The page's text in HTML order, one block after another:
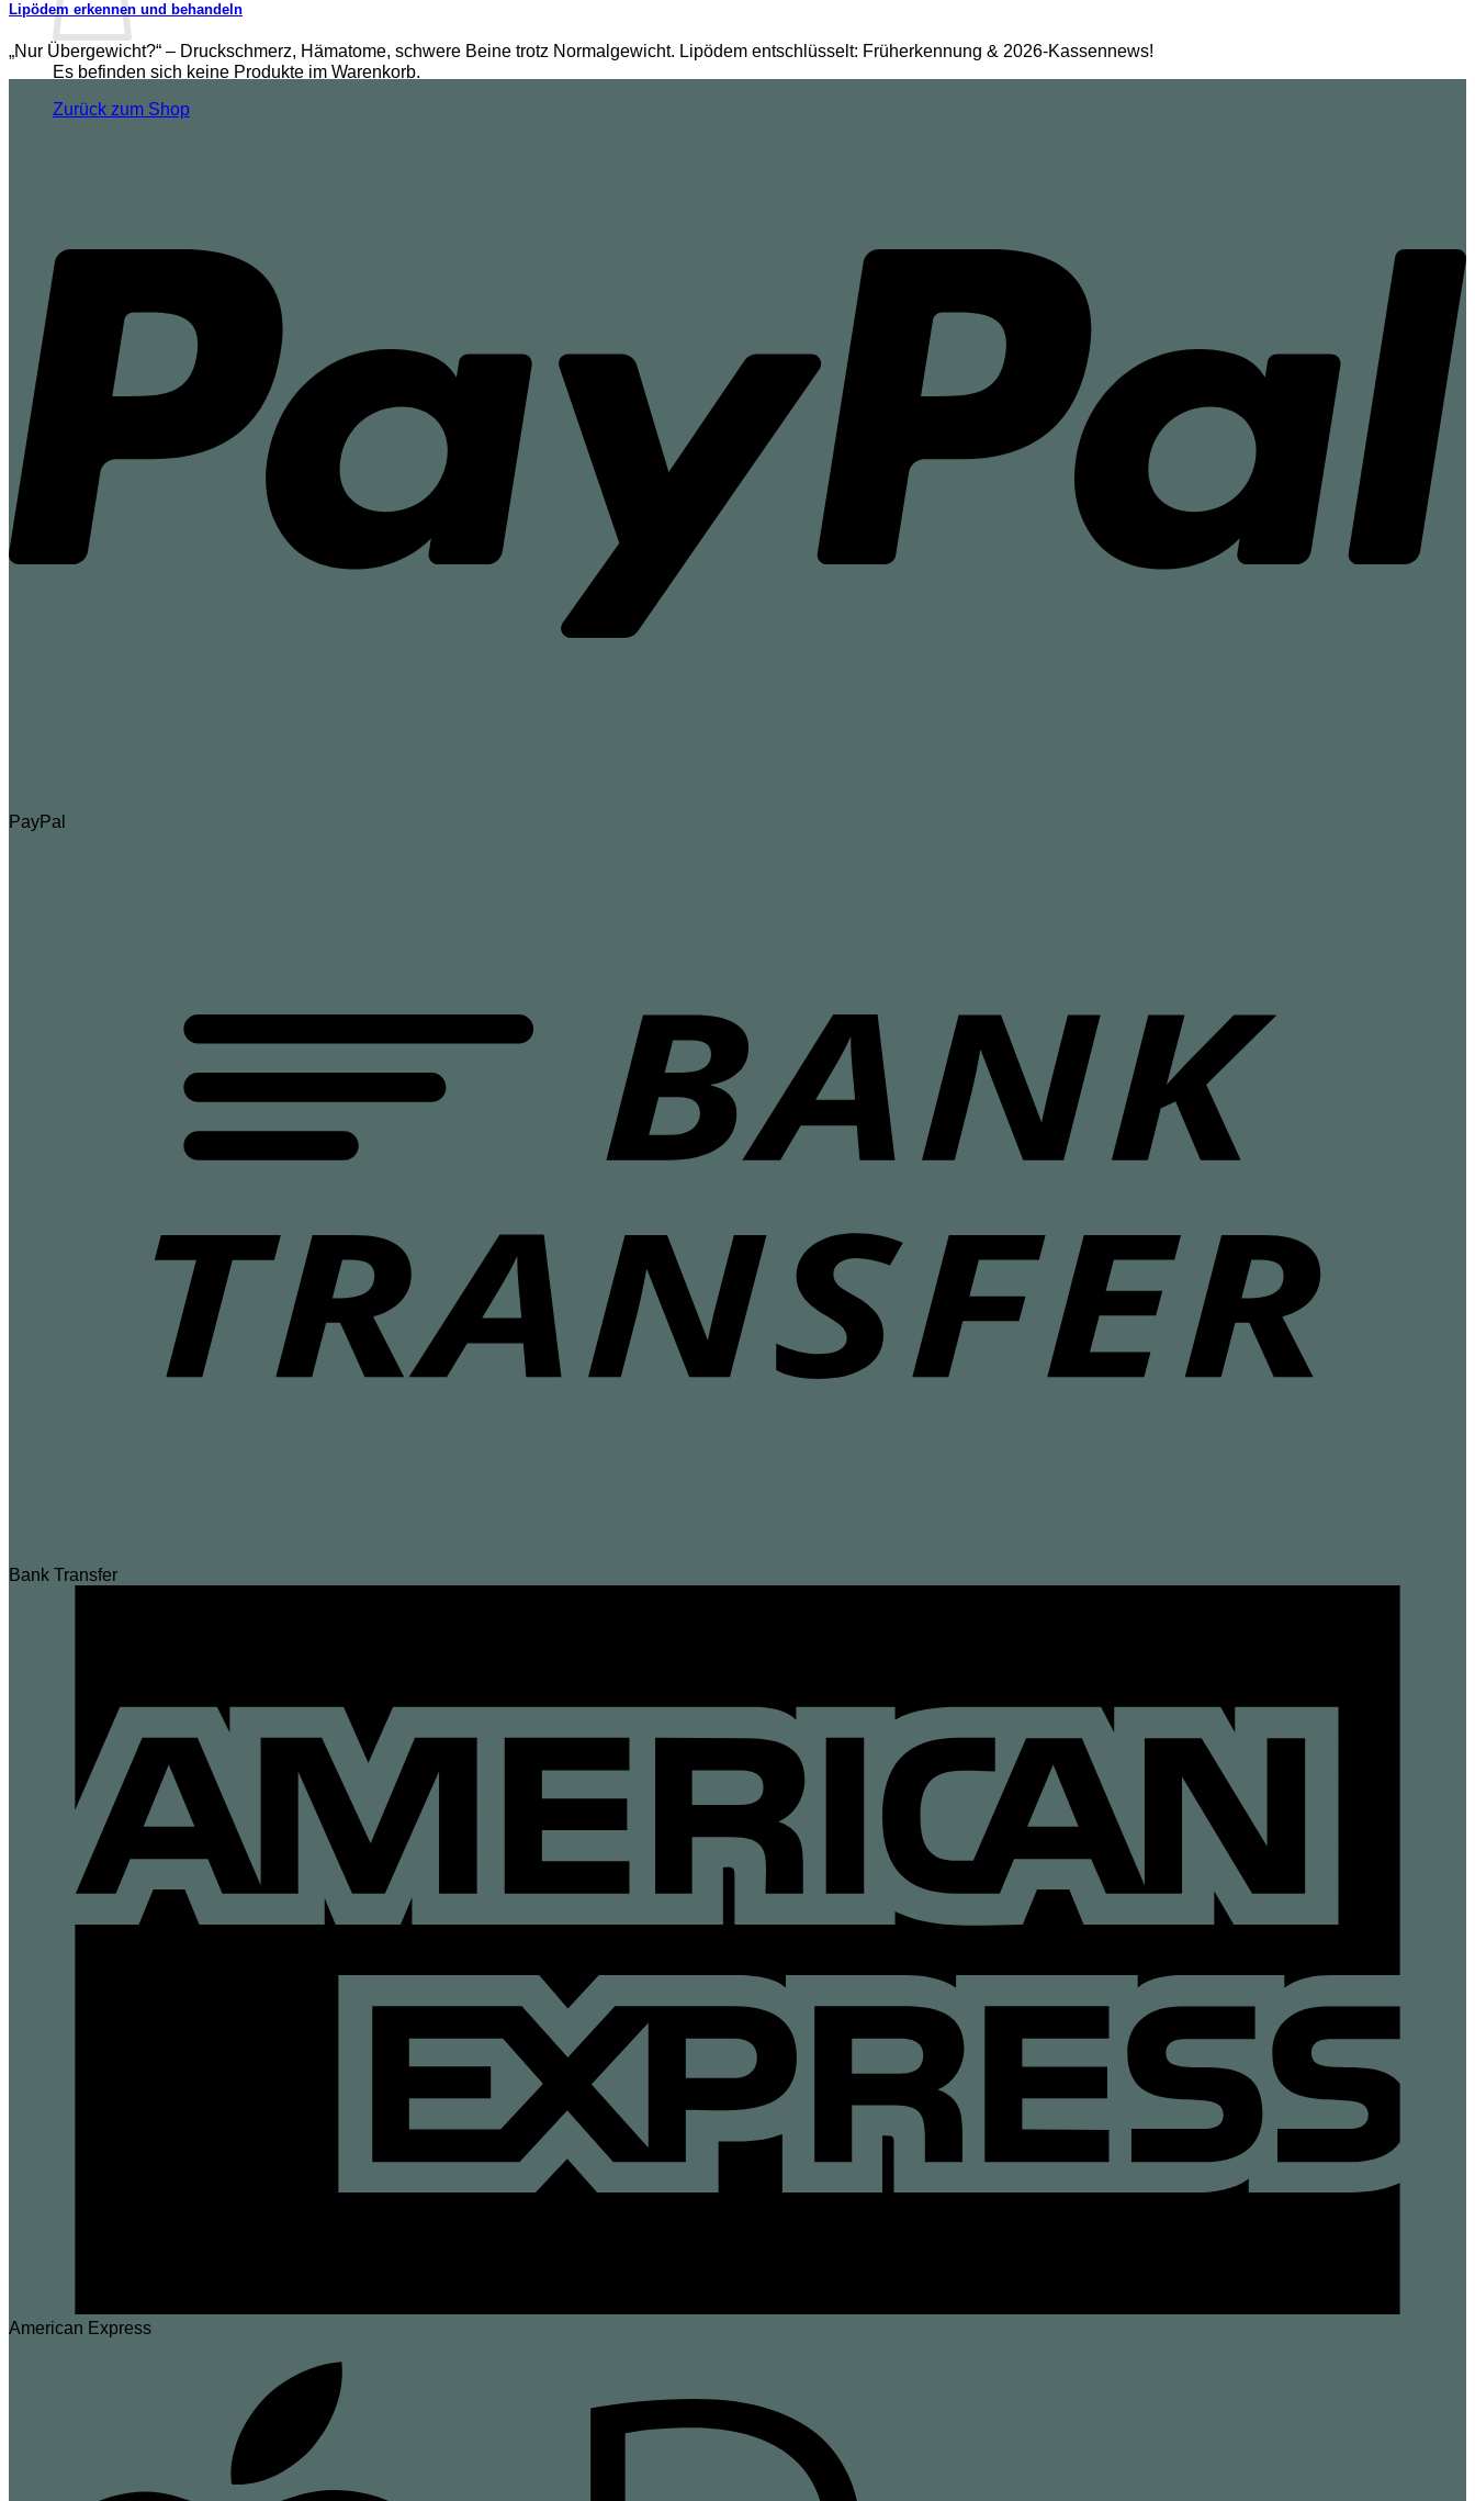
Es befinden sich keine Produkte im Warenkorb.
Zurück zum Shop
Lipödem erkennen und behandeln
„Nur Übergewicht?“ – Druckschmerz, Hämatome, schwere Beine trotz Normalgewicht. Lipödem entschlüsselt: Früherkennung & 2026-Kassennews!
PayPal
Bank Transfer
American Express